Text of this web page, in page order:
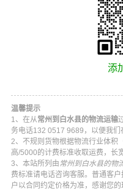
添
温馨提示
1、在从常州到白水县的物流运输
务电话132 0517 9689 ，以便我们
2、不规则货物根据物流行业体积
高/5000的计费标准收取运费，长
3、本站所列由 常州到白水县的物
费标准请电话咨询客服。普通客
户以合同约定价格为准，感谢您的